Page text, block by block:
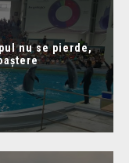
nu se pierde,